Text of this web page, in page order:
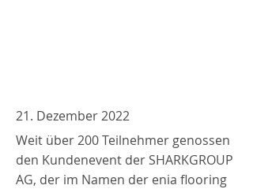
21. Dezember 2022
Weit über 200 Teilnehmer genossen
den Kundenevent der SHARKGROUP
AG, der im Namen der enia flooring